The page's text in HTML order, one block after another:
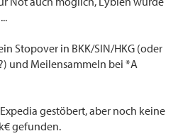
Stopover in BKK/SIN/HKG (oder
und Meilensammeln bei *A
gestöbert, aber noch keine
gefunden.